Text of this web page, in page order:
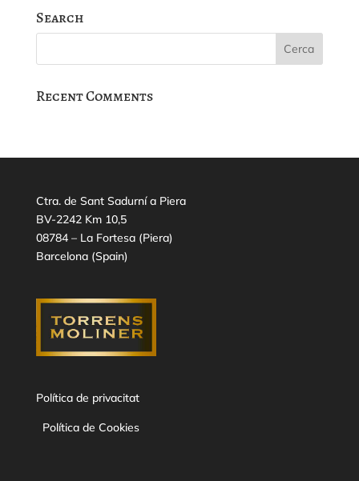
Search
Recent Comments
Ctra. de Sant Sadurní a Piera
BV-2242 Km 10,5
08784 – La Fortesa (Piera)
Barcelona (Spain)
Política de privacitat
Política de Cookies